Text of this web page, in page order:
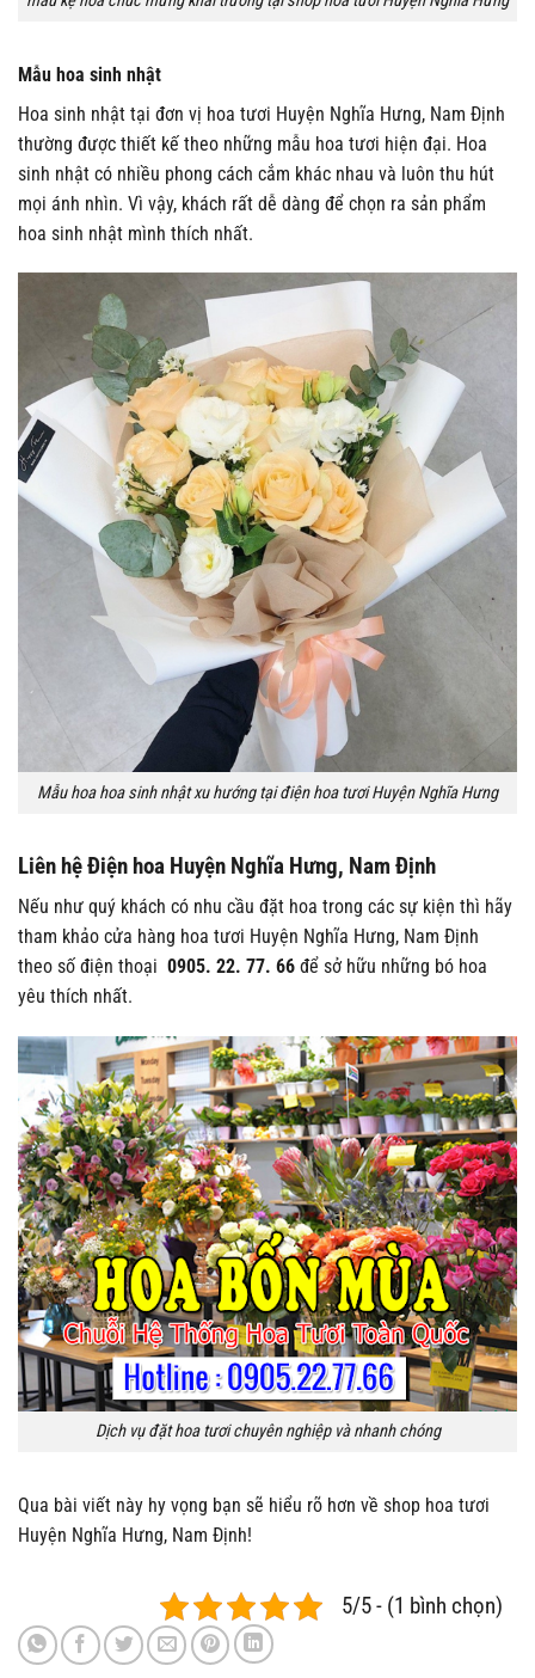
Mẫu hoa sinh nhật
Hoa sinh nhật tại đơn vị hoa tươi Huyện Nghĩa Hưng, Nam Định
thường được thiết kế theo những mẫu hoa tươi hiện đại. Hoa
sinh nhật có nhiều phong cách cắm khác nhau và luôn thu hút
mọi ánh nhìn. Vì vậy, khách rất dễ dàng để chọn ra sản phẩm
hoa sinh nhật mình thích nhất.
Mẫu hoa hoa sinh nhật xu hướng tại điện hoa tươi Huyện Nghĩa Hưng
Liên hệ Điện hoa Huyện Nghĩa Hưng, Nam Định
Nếu như quý khách có nhu cầu đặt hoa trong các sự kiện thì hãy
tham khảo cửa hàng hoa tươi Huyện Nghĩa Hưng, Nam Định
theo số điện thoại 0905. 22. 77. 66 để sở hữu những bó hoa
yêu thích nhất.
Dịch vụ đặt hoa tươi chuyên nghiệp và nhanh chóng
Qua bài viết này hy vọng bạn sẽ hiểu rõ hơn về shop hoa tươi
Huyện Nghĩa Hưng, Nam Định!
5/5 - (1 bình chọn)